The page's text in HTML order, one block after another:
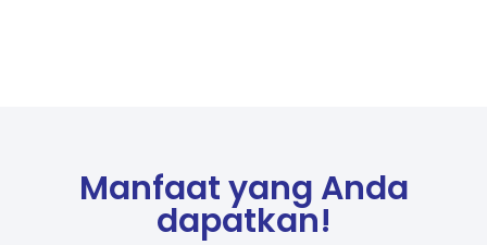
Manfaat yang Anda
dapatkan!